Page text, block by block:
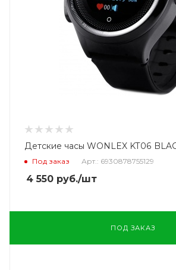
Детские часы WONLEX KT06
Под заказ Арт.: 6930878755129
4 550 руб./шт
ПОД ЗАКАЗ